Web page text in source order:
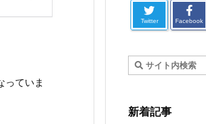
っていま
Twitter Facebook
新着記事